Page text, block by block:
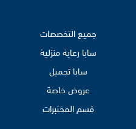
جميع التخصصات
سابا رعاية منزلية
سابا تجميل
عروض خاصة
قسم المختبرات